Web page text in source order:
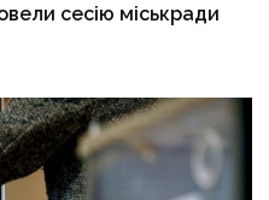
сесію міськради